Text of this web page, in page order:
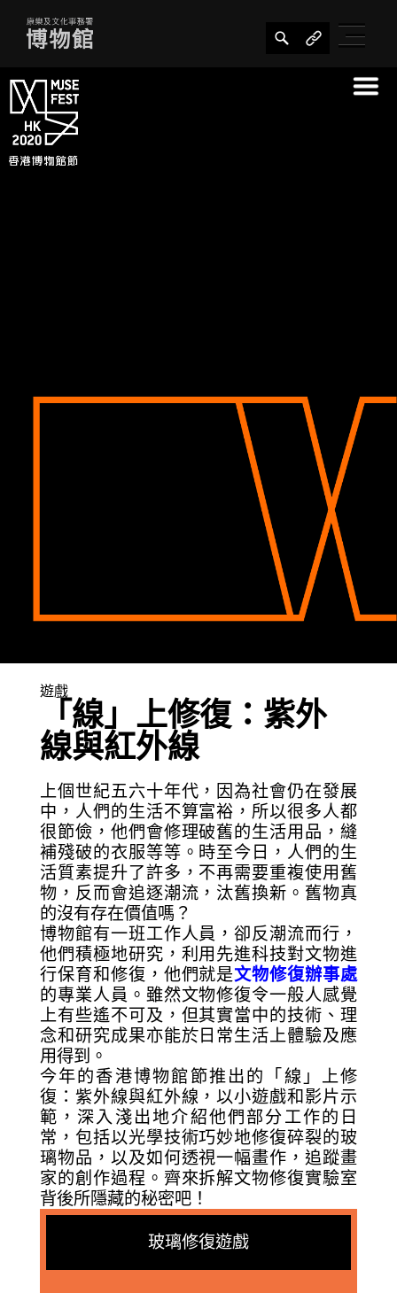
遊戲
「線」上修復：紫外
線與紅外線
上個世紀五六十年代，因為社會仍在發展
中，人們的生活不算富裕，所以很多人都
很節儉，他們會修理破舊的生活用品，縫
補殘破的衣服等等。時至今日，人們的生
活質素提升了許多，不再需要重複使用舊
物，反而會追逐潮流，汰舊換新。舊物真
的沒有存在價值嗎？
博物館有一班工作人員，卻反潮流而行，
他們積極地研究，利用先進科技對文物進
行保育和修復，他們就是文物修復辦事處
的專業人員。雖然文物修復令一般人感覺
上有些遙不可及，但其實當中的技術、理
念和研究成果亦能於日常生活上體驗及應
用得到。
今年的香港博物館節推出的「線」上修
復：紫外線與紅外線，以小遊戲和影片示
範，深入淺出地介紹他們部分工作的日
常，包括以光學技術巧妙地修復碎裂的玻
璃物品，以及如何透視一幅畫作，追蹤畫
家的創作過程。齊來拆解文物修復實驗室
背後所隱藏的秘密吧！
玻璃修復遊戲